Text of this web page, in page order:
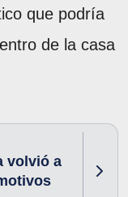
que podría
de la casa
volvió a